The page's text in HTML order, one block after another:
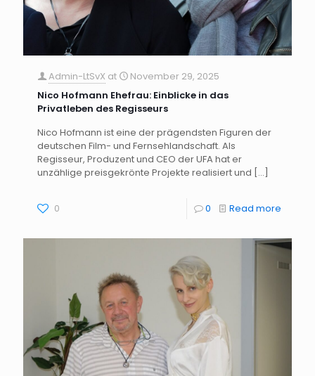
Admin-LtSvX at
November 29, 2025
Nico Hofmann Ehefrau: Einblicke in das
Privatleben des Regisseurs
Nico Hofmann ist eine der prägendsten Figuren der
deutschen Film- und Fernsehlandschaft. Als
Regisseur, Produzent und CEO der UFA hat er
unzählige preisgekrönte Projekte realisiert und […]
0 0 Read more